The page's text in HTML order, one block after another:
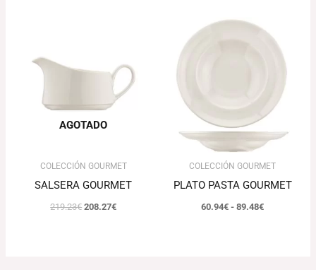
AGOTADO
COLECCIÓN GOURMET
SALSERA GOURMET
219.23€
219.23€.
208.27€
208.27€.
COLECCIÓN GOURMET
PLATO PASTA GOURMET
60.94€ - 89.48€
de
precios:
desde
89.48€